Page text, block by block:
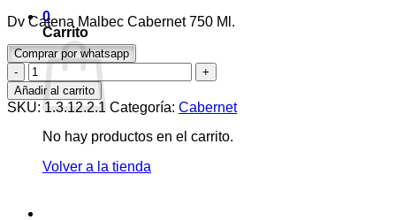
0
Carrito
No hay productos en el carrito.
Volver a la tienda
Dv Catena Malbec Cabernet 750 Ml.
Comprar por whatsapp
Dv
Catena
Malbec
Cabernet
750
cantidad
Añadir al carrito
SKU:1.3.12.2.1 Categoría: Cabernet